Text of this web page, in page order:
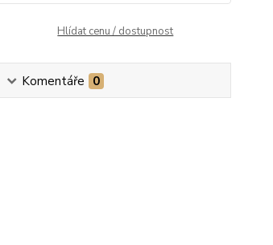
Hlídat cenu / dostupnost
Komentáře 0